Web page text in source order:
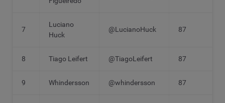
7
Luciano
Huck
@LucianoHuck 87
8 Tiago Leifert @TiagoLeifert 87
9 Whindersson @whindersson 87